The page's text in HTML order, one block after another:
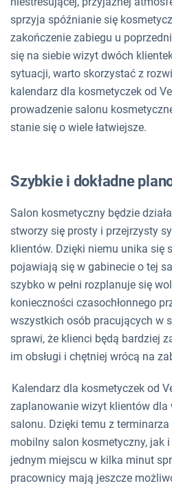
sprzyja spóźnianie się
zakończenie zabiegu u
się na siebie wizyt dwóch
sytuacji, warto skorzystać z
kalendarz dla kosmetyczek od
prowadzenie salonu
stanie się o wiele łatwiejsze.
Szybkie i dokładne
Salon kosmetyczny będzie
stworzy się prosty i przejrzysty
klientów. Dzięki niemu unika się
pojawiają się w gabinecie o tej
szybko w pełni rozplanuje się
konieczności czasochłonnego
wszystkich osób pracujących w
sprawi, że klienci będą bardziej
im obsługi i chętniej wrócą na
Kalendarz dla kosmetyczek od
zaplanowanie wizyt klientów
salonu. Dzięki temu z
mobilny salon kosmetyczny, jak
jednym miejscu w kilka minut
pracownicy mają jeszcze